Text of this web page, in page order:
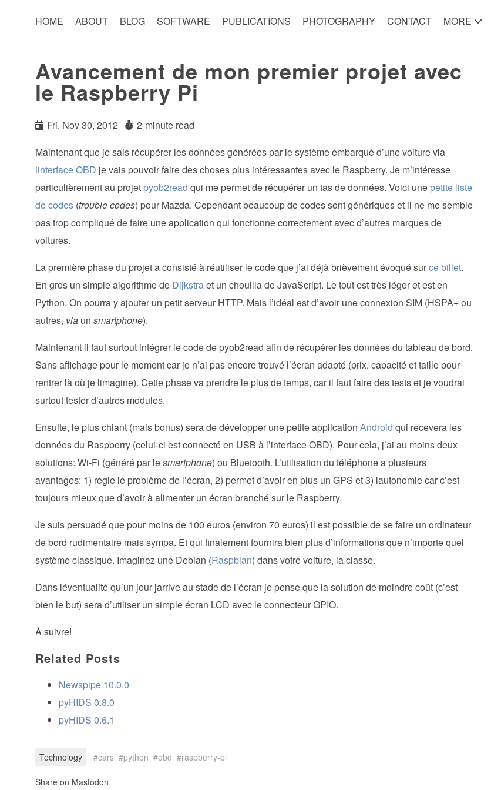
HOME ABOUT BLOG SOFTWARE PUBLICATIONS PHOTOGRAPHY CONTACT MORE
Avancement de mon premier projet avec
le Raspberry Pi
Fri, Nov 30, 2012
2-minute read
Maintenant que je sais récupérer les données générées par le système embarqué d’une voiture via
linterface OBD je vais pouvoir faire des choses plus intéressantes avec le Raspberry. Je m’intéresse
particulièrement au projet pyob2read qui me permet de récupérer un tas de données. Voici une petite liste
de codes(trouble codes) pour Mazda. Cependant beaucoup de codes sont génériques et il ne me semble
pas trop compliqué de faire une application qui fonctionne correctement avec d’autres marques de
voitures.
La première phase du projet a consisté à réutiliser le code que j’ai déjà brièvement évoqué surce billet.
En gros un simple algorithme de Dijkstraet un chouilla de JavaScript. Le tout est très léger et est en
Python. On pourra y ajouter un petit serveur HTTP. Mais l’idéal est d’avoir une connexion SIM (HSPA+ ou
autres, viaun smartphone).
Maintenant il faut surtout intégrer le code de pyob2read afin de récupérer les données du tableau de bord.
Sans affichage pour le moment car je n’ai pas encore trouvé l’écran adapté (prix, capacité et taille pour
rentrer là où je limagine). Cette phase va prendre le plus de temps, car il faut faire des tests et je voudrai
surtout tester d’autres modules.
Ensuite, le plus chiant (mais bonus) sera de développer une petite application Android qui recevera les
données du Raspberry (celui-ci est connecté en USB à l’interface OBD). Pour cela, j’ai au moins deux
solutions: Wi-Fi (généré par lesmartphone) ou Bluetooth. L’utilisation du téléphone a plusieurs
avantages: 1) règle le problème de l’écran, 2) permet d’avoir en plus un GPS et 3) lautonomie car c’est
toujours mieux que d’avoir à alimenter un écran branché sur le Raspberry.
Je suis persuadé que pour moins de 100 euros (environ 70 euros) il est possible de se faire un ordinateur
de bord rudimentaire mais sympa. Et qui finalement fournira bien plus d’informations que n’importe quel
système classique. Imaginez une Debian (Raspbian) dans votre voiture, la classe.
Dans léventualité qu’un jour jarrive au stade de l’écran je pense que la solution de moindre coût (c’est
bien le but) sera d’utiliser un simple écran LCD avec le connecteur GPIO.
À suivre!
Related Posts
Newspipe 10.0.0
pyHIDS 0.8.0
pyHIDS 0.6.1
Technology cars python obd raspberry-pi
Share on Mastodon